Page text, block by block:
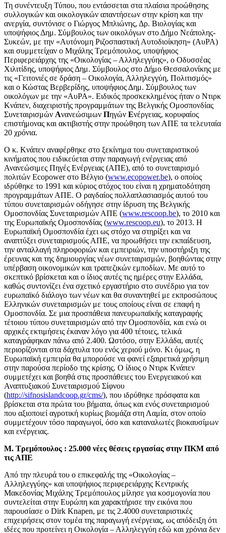
Τη συνέντευξη Τύπου, που εντάσσεται στα πλαίσια προώθησης
συλλογικών και οικολογικών απαντήσεων στην κρίση και την
ανεργία, συντόνισε ο Γιώργος Μπλιώνης, Δρ. Βιολογίας και
υποψήφιος Δημ. Σύμβουλος των οικολόγων στο Δήμο Νεάπολης-
Συκεών, με την «Αυτόνομη Ριζοσπαστική Αυτοδιοίκηση» (ΑυΡΑ)
και συμμετείχαν ο Μιχάλης Τρεμόπουλος, υποψήφιος
Περιφερειάρχης της «Οικολογίας – Αλληλεγγύης», ο Οδυσσέας
Χιλιτίδης, υποψήφιος Δημ. Σύμβουλος στο Δήμο Θεσσαλονίκης με
τις «Γειτονιές σε δράση – Οικολογία, Αλληλεγγύη, Πολιτισμός»
και ο Κώστας Βερβερίδης, υποψήφιος Δημ. Σύμβουλος των
οικολόγων με την «ΑυΡΑ». Ειδικός προσκεκλημένος ήταν ο Ντιρκ
Κνάπεν, διαχειριστής προγραμμάτων της Βελγικής Ομοσπονδίας
Συνεταιρισμών Ανανεώσιμων Πηγών Ενέργειας, κορυφαίος
επιστήμονας και ακτιβιστής στην προώθηση των ΑΠΕ τα τελευταία
20 χρόνια.
Ο κ. Κνάπεν αναφέρθηκε στο ξεκίνημα του συνεταιριστικού
κινήματος που ειδικεύεται στην παραγωγή ενέργειας από
Ανανεώσιμες Πηγές Ενέργειας (ΑΠΕ), από το συνεταιρισμό
πολιτών Ecopower στο Βέλγιο (www.ecopower.be), ο οποίος
ιδρύθηκε το 1991 και κύριος στόχος του είναι η χρηματοδότηση
προγραμμάτων ΑΠΕ. Ο ραγδαίος πολλαπλασιασμός αυτού του
τύπου συνεταιρισμών οδήγησε στην ίδρυση της Βελγικής
Ομοσπονδίας Συνεταιρισμών ΑΠΕ (www.rescoop.be), το 2010 και
της Ευρωπαϊκής Ομοσπονδίας (www.rescoop.eu), το 2013. Η
Ευρωπαϊκή Ομοσπονδία έχει ως στόχο να στηρίξει και να
αναπτύξει συνεταιρισμούς ΑΠΕ, να προωθήσει την εκπαίδευση,
την ανταλλαγή πληροφοριών και εμπειριών, την υποστήριξη της
έρευνας και της δημιουργίας νέων συνεταιρισμών, βοηθώντας στην
υπέρβαση οικονομικών και τραπεζικών εμποδίων. Με αυτό το
σκεπτικό βρίσκεται και ο ίδιος αυτές τις ημέρες στην Ελλάδα,
καθώς συντονίζει ένα σχετικό εργαστήριο στο συνέδριο για τον
ευρωπαϊκό διάλογο των νέων και θα συναντηθεί με εκπροσώπους
Ελληνικών συνεταιρισμών με τους οποίους είναι σε επαφή η
Ομοσπονδία. Σε μια προσπάθεια πανευρωπαϊκής καταγραφής
τέτοιου τύπου συνεταιρισμών από την Ομοσπονδία, και ενώ οι
αρχικές εκτιμήσεις έκαναν λόγο για 400 τέτοιες, τελικά
καταγράφηκαν πάνω από 2.400. Ωστόσο, στην Ελλάδα, αυτές
περιορίζονται στα δάχτυλα του ενός χεριού μόνο. Κι όμως, η
Ευρωπαϊκή εμπειρία θα μπορούσε να φανεί εξαιρετικά χρήσιμη
στην παρούσα περίοδο της κρίσης. Ο ίδιος ο Ντιρκ Κνάπεν
συμμετέχει και βοηθά στις προσπάθειες του Ενεργειακού και
Αναπτυξιακού Συνεταιρισμού Σίφνου
(http://sifnosislandcoop.gr/cms/), που ιδρύθηκε πρόσφατα και
βρίσκεται στα πρώτα του βήματα, όπως και ενός συνεταιρισμού
που αξιοποιεί αγροτική κυρίως βιομάζα στη Λαμία, στον οποίο
συμμετέχουν τόσο παραγωγοί, όσο και καταναλωτές βιοκαυσίμων
και ενέργειας.
Μ. Τρεμόπουλος : 25.000 νέες θέσεις εργασίας στην ΠΚΜ από
τις ΑΠΕ
Από την πλευρά του ο επικεφαλής της «Οικολογίας –
Αλληλεγγύης» και υποψήφιος περιφερειάρχης Κεντρικής
Μακεδονίας Μιχάλης Τρεμόπουλος μίλησε για κοσμογονία που
συντελείται στην Ευρώπη και χαρακτήρισε την εικόνα που
παρουσίασε ο Dirk Knapen, με τις 2.4000 συνεταιριστικές
επιχειρήσεις στον τομέα της παραγωγή ενέργειας, ως απόδειξη ότι
ιδέες που προτείνει η Οικολογία – Αλληλεγγύη εδώ και χρόνια δεν